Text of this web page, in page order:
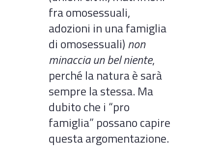
fra omosessuali,
adozioni in una famiglia
di omosessuali)non
minaccia un bel niente,
perché la natura è sarà
sempre la stessa. Ma
dubito che i “pro
famiglia” possano capire
questa argomentazione.